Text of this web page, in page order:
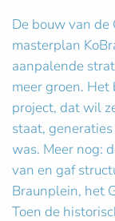
De bouw van
masterplan
aanpalende
meer groen.
project, dat wil
staat,
was. Meer nog:
van en gaf
Braunplein, het
Toen de